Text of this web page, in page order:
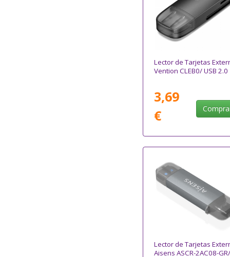
Lector de Tarjetas
Vention CLEB0/ USB 2.0
3,69
€
Lector de Tarjetas
Aisens ASCR-2AC08-GR/